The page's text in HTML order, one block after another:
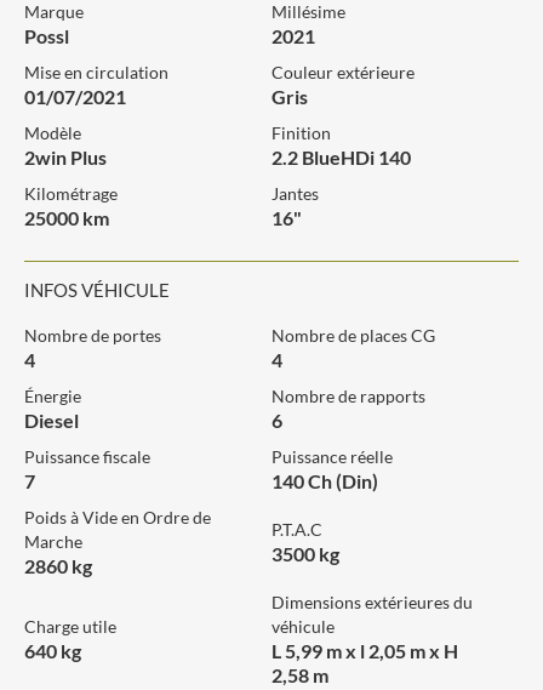
Marque
Possl
Millésime
2021
Mise en circulation
01/07/2021
Couleur extérieure
Gris
Modèle
2win Plus
Finition
2.2 BlueHDi 140
Kilométrage
25000 km
Jantes
16"
INFOS VÉHICULE
Nombre de portes
4
Nombre de places CG
4
Énergie
Diesel
Nombre de rapports
6
Puissance fiscale
7
Puissance réelle
140 Ch (Din)
Poids à Vide en Ordre de
Marche
2860 kg
P.T.A.C
3500 kg
Charge utile
640 kg
Dimensions extérieures du
véhicule
L 5,99 m x l 2,05 m x H
2,58 m